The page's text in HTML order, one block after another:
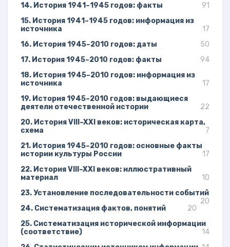
14. История 1941–1945 годов: факты
91
15. История 1941–1945 годов: информация из
источника
17
16. История 1945–2010 годов: даты
50
17. История 1945–2010 годов: факты
94
18. История 1945–2010 годов: информация из
источника
17
19. История 1945–2010 годов: выдающиеся
деятели отечественной истории
22
20. История VIII–XXI веков: историческая карта,
схема
7
21. История 1945–2010 годов: основные факты
истории культуры России
17
22. История VIII–XXI веков: иллюстративный
материал
10
23. Установление последовательности событий
20
24. Систематизация фактов, понятий
20
25. Систематизация исторической информации
(соответствие)
14